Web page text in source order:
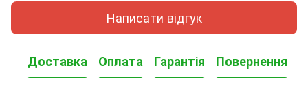
Написати відгук
Доставка Оплата Гарантія Повернення